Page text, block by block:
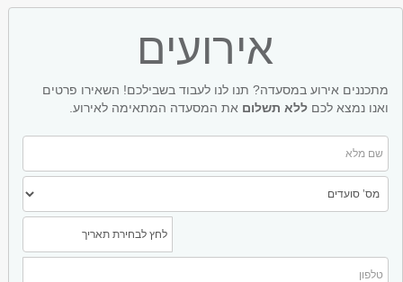
אירועים
מתכננים אירוע במסעדה? תנו לנו לעבוד בשבילכם! השאירו פרטים
ואנו נמצא לכם ללא תשלום את המסעדה המתאימה לאירוע.